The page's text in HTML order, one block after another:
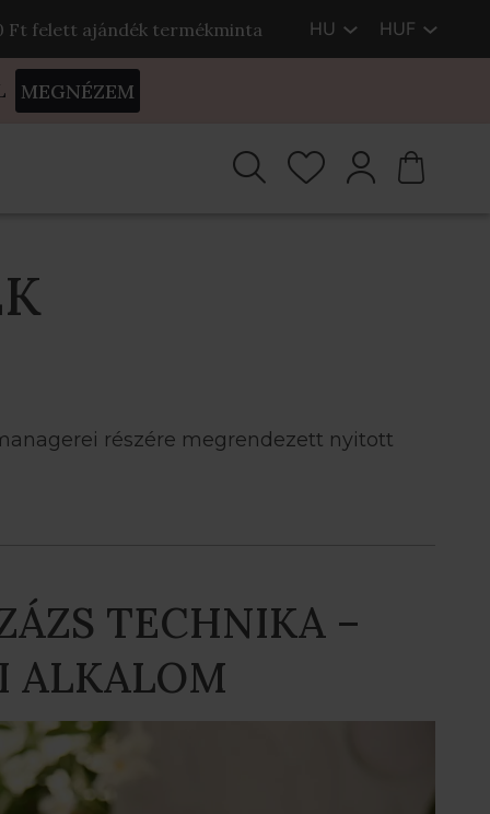
Ft felett ajándék termékminta HU HUF
MEGNÉZEM
részére megrendezett nyitott
TECHNIKA –
ALKALOM